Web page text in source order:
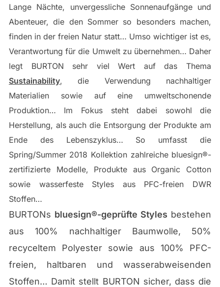
Lange Nächte, unvergessliche Sonnenaufgänge und
Abenteuer, die den Sommer so besonders machen,
finden in der freien Natur statt… Umso wichtiger ist es,
Verantwortung für die Umwelt zu übernehmen… Daher
legt BURTON sehr viel Wert auf das Thema
Sustainability, die Verwendung nachhaltiger
Materialien sowie auf eine umweltschonende
Produktion… Im Fokus steht dabei sowohl die
Herstellung, als auch die Entsorgung der Produkte am
Ende des Lebenszyklus… So umfasst die
Spring/Summer 2018 Kollektion zahlreiche bluesign®-
zertifizierte Modelle, Produkte aus Organic Cotton
sowie wasserfeste Styles aus PFC-freien DWR
Stoffen…
BURTONs bluesign®-geprüfte Styles bestehen
aus 100% nachhaltiger Baumwolle, 50%
recyceltem Polyester sowie aus 100% PFC-
freien, haltbaren und wasserabweisenden
Stoffen… Damit stellt BURTON sicher, dass die